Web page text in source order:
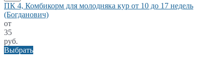
ПК 4, Комбикорм для молодняка кур от 10 до 17 недель
(Богданович)
от
35
руб.
Выбрать